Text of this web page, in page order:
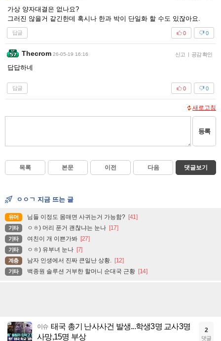
가상 양자대결은 없나요?
그러진 않을거 같긴한데 혹시나 한과 박이 단일화 할 수도 있잖아요.
답글 0
0
Thecrom 26-05-19 16:16 신고 | 공감 확인
답답하네
답글 0
0
새로고침
등록
목록 본문 이전 다음 댓글보기
ㅇㅇㄱ 지금 뜨는 글
유머 님들 이정도 몸매면 사귀는거 가능함? [41]
기타 ㅇㅎ) 머리 푼거 괜찮냐는 눈나 [17]
기타 여친이 개 이쁜가봐 [27]
기타 ㅇㅎ) 유부녀 눈나 [7]
계층 남자 인생에서 진짜 큰일난 상황. [12]
기타 백종원 솔루션 거부한 할머니 순대국 근황 [14]
이슈 태국 총기 난사사건 발생...학생3명 교사3명
사망,15명 부상
2
댓글